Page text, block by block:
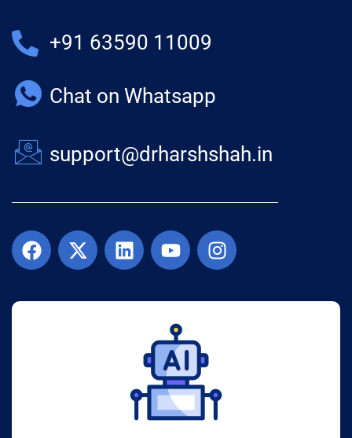
+91 63590 11009
Chat on Whatsapp
support@drharshshah.in